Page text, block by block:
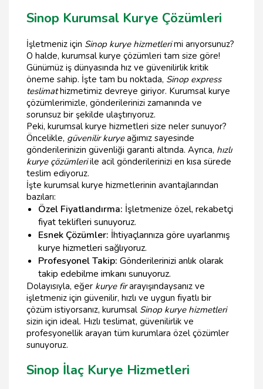
Sinop Kurumsal Kurye Çözümleri
İşletmeniz için Sinop kurye hizmetlerimi arıyorsunuz?
O halde, kurumsal kurye çözümleri tam size göre!
Günümüz iş dünyasında hız ve güvenilirlik kritik
öneme sahip. İşte tam bu noktada, Sinop express
teslimathizmetimiz devreye giriyor. Kurumsal kurye
çözümlerimizle, gönderilerinizi zamanında ve
sorunsuz bir şekilde ulaştırıyoruz.
Peki, kurumsal kurye hizmetleri size neler sunuyor?
Öncelikle, güvenilir kuryeağımız sayesinde
gönderilerinizin güvenliği garanti altında. Ayrıca, hızlı
kurye çözümleriile acil gönderilerinizi en kısa sürede
teslim ediyoruz.
İşte kurumsal kurye hizmetlerinin avantajlarından
bazıları:
Özel Fiyatlandırma: İşletmenize özel, rekabetçi
fiyat teklifleri sunuyoruz.
Esnek Çözümler: İhtiyaçlarınıza göre uyarlanmış
kurye hizmetleri sağlıyoruz.
Profesyonel Takip: Gönderilerinizi anlık olarak
takip edebilme imkanı sunuyoruz.
Dolayısıyla, eğer kurye firarayışındaysanız ve
işletmeniz için güvenilir, hızlı ve uygun fiyatlı bir
çözüm istiyorsanız, kurumsal Sinop kurye hizmetleri
sizin için ideal. Hızlı teslimat, güvenilirlik ve
profesyonellik arayan tüm kurumlara özel çözümler
sunuyoruz.
Sinop İlaç Kurye Hizmetleri